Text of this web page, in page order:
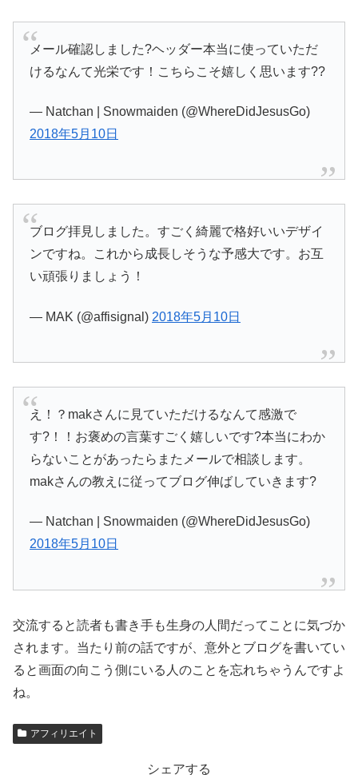
メール確認しました?ヘッダー本当に使っていただ
けるなんて光栄です！こちらこそ嬉しく思います??
— Natchan | Snowmaiden (@WhereDidJesusGo)
2018年5月10日
ブログ拝見しました。すごく綺麗で格好いいデザイ
ンですね。これから成長しそうな予感大です。お互
い頑張りましょう！
— MAK (@affisignal) 2018年5月10日
え！？makさんに見ていただけるなんて感激で
す?！！お褒めの言葉すごく嬉しいです?本当にわか
らないことがあったらまたメールで相談します。
makさんの教えに従ってブログ伸ばしていきます?
— Natchan | Snowmaiden (@WhereDidJesusGo)
2018年5月10日
交流すると読者も書き手も生身の人間だってことに気づか
されます。当たり前の話ですが、意外とブログを書いてい
ると画面の向こう側にいる人のことを忘れちゃうんですよ
ね。
アフィリエイト
シェアする